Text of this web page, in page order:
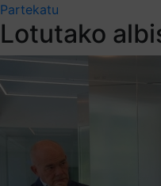
Partekatu
Lotutako